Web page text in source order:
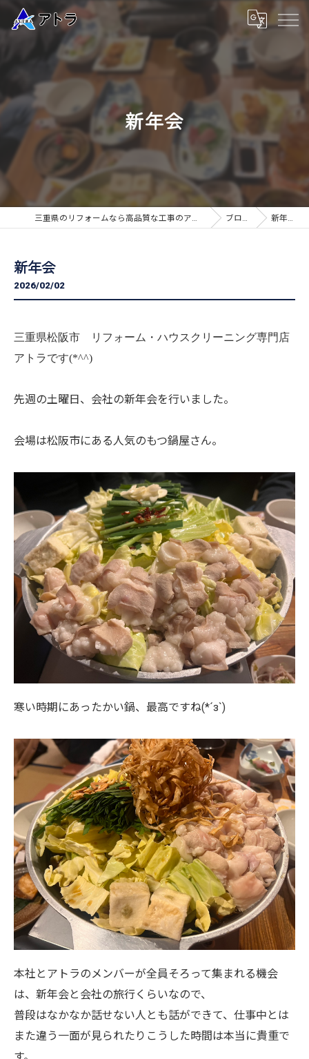
新年会
三重県のリフォームなら高品質な工事のアトラ ブログ 新年会
新年会
2026/02/02
三重県松阪市 リフォーム・ハウスクリーニング専門店
アトラです(*^^)
先週の土曜日、会社の新年会を行いました。
会場は松阪市にある人気のもつ鍋屋さん。
寒い時期にあったかい鍋、最高ですね(*´з`)
本社とアトラのメンバーが全員そろって集まれる機会
は、新年会と会社の旅行くらいなので、
普段はなかなか話せない人とも話ができて、仕事中とは
また違う一面が見られたりこうした時間は本当に貴重で